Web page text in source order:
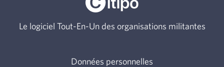
Le logiciel Tout-En-Un des organisations militantes
Données personnelles